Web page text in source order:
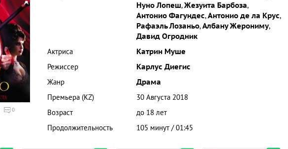
0
Нуно Лопеш,Жезуита Барбоза,
Антонио Фагундес,Антонио де ла Крус,
Рафаэль Лозаньо,Албану Жерониму,
Давид Огродник
Актриса
Катрин Муше
Режиссер
Карлус Диегис
Жанр
Драма
Премьера (KZ)
30 Августа 2018
Возраст
до 18 лет
Продолжительность
105 минут / 01:45